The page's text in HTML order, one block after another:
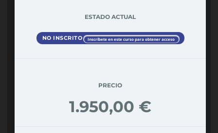
ESTADO ACTUAL
NO INSCRITO Inscríbete en este curso para obtener acceso
PRECIO
1.950,00 €